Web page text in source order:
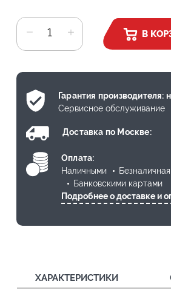
В
Гарантия производителя:
Сервисное обслуживание
Доставка по Москве:
Оплата:
Наличными
Безналичная
Банковскими картами
Подробнее о доставке и
ХАРАКТЕРИСТИКИ